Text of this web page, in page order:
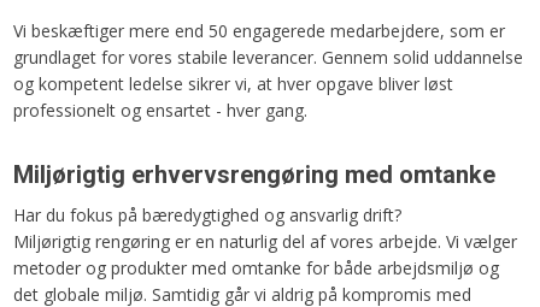
Vi beskæftiger mere end 50 engagerede medarbejdere, som er
grundlaget for vores stabile leverancer. Gennem solid uddannelse
og kompetent ledelse sikrer vi, at hver opgave bliver løst
professionelt og ensartet - hver gang.
Miljørigtig erhvervsrengøring med omtanke
Har du fokus på bæredygtighed og ansvarlig drift?
Miljørigtig rengøring er en naturlig del af vores arbejde. Vi vælger
metoder og produkter med omtanke for både arbejdsmiljø og
det globale miljø. Samtidig går vi aldrig på kompromis med